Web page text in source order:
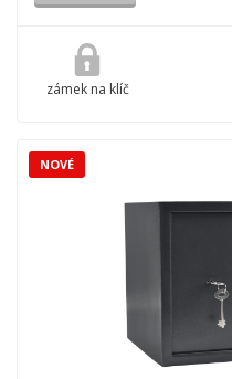
zámek na klíč
NOVÉ